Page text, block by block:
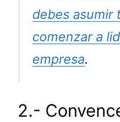
debes asumir
comenzar a
empresa.
2.-